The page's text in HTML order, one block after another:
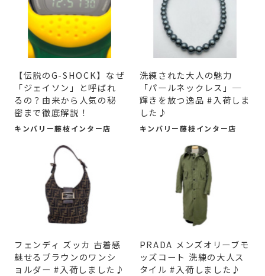
【伝説のG-SHOCK】なぜ
「ジェイソン」と呼ばれ
るの？由来から人気の秘
密まで徹底解説！
キンバリー藤枝インター店
洗練された大人の魅力
「パールネックレス」─
輝きを放つ逸品 #入荷しま
した♪
キンバリー藤枝インター店
フェンディ ズッカ 古着感
魅せるブラウンのワンシ
ョルダー #入荷しました♪
PRADA メンズオリーブモ
ッズコート 洗練の大人ス
タイル #入荷しました♪